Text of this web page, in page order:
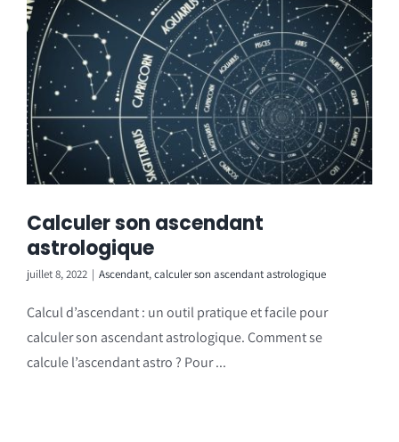
Calculer son ascendant
astrologique
juillet 8, 2022 | Ascendant,calculer son ascendant astrologique
Calcul d’ascendant : un outil pratique et facile pour
calculer son ascendant astrologique. Comment se
calcule l’ascendant astro ? Pour ...